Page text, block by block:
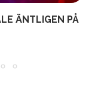
ÄNTLIGEN PÅ